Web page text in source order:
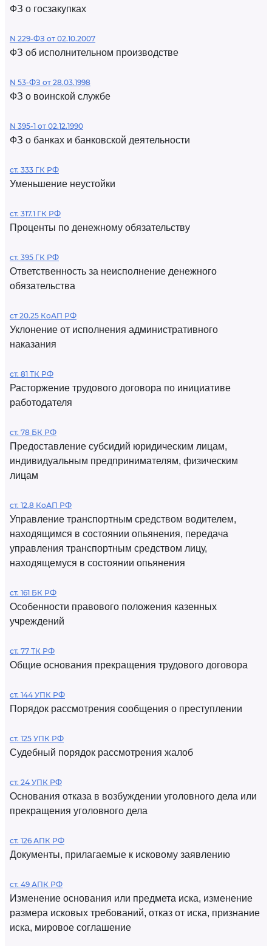
ФЗ о госзакупках
N 229-ФЗ от 02.10.2007
ФЗ об исполнительном производстве
N 53-ФЗ от 28.03.1998
ФЗ о воинской службе
N 395-1 от 02.12.1990
ФЗ о банках и банковской деятельности
ст. 333 ГК РФ
Уменьшение неустойки
ст. 317.1 ГК РФ
Проценты по денежному обязательству
ст. 395 ГК РФ
Ответственность за неисполнение денежного
обязательства
ст 20.25 КоАП РФ
Уклонение от исполнения административного
наказания
ст. 81 ТК РФ
Расторжение трудового договора по инициативе
работодателя
ст. 78 БК РФ
Предоставление субсидий юридическим лицам,
индивидуальным предпринимателям, физическим
лицам
ст. 12.8 КоАП РФ
Управление транспортным средством водителем,
находящимся в состоянии опьянения, передача
управления транспортным средством лицу,
находящемуся в состоянии опьянения
ст. 161 БК РФ
Особенности правового положения казенных
учреждений
ст. 77 ТК РФ
Общие основания прекращения трудового договора
ст. 144 УПК РФ
Порядок рассмотрения сообщения о преступлении
ст. 125 УПК РФ
Судебный порядок рассмотрения жалоб
ст. 24 УПК РФ
Основания отказа в возбуждении уголовного дела или
прекращения уголовного дела
ст. 126 АПК РФ
Документы, прилагаемые к исковому заявлению
ст. 49 АПК РФ
Изменение основания или предмета иска, изменение
размера исковых требований, отказ от иска, признание
иска, мировое соглашение